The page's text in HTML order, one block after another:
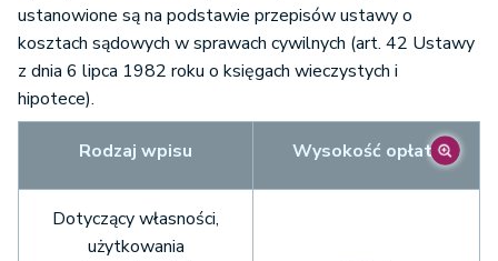
ustanowione są na podstawie przepisów ustawy o
kosztach sądowych w sprawach cywilnych (art. 42 Ustawy
z dnia 6 lipca 1982 roku o księgach wieczystych i
hipotece).
Rodzaj wpisu Wysokość opłaty
Dotyczący własności,
użytkowania